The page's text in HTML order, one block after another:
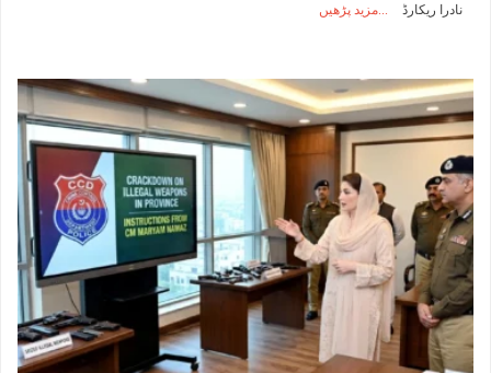
نادرا ریکارڈ مزید پڑھیں